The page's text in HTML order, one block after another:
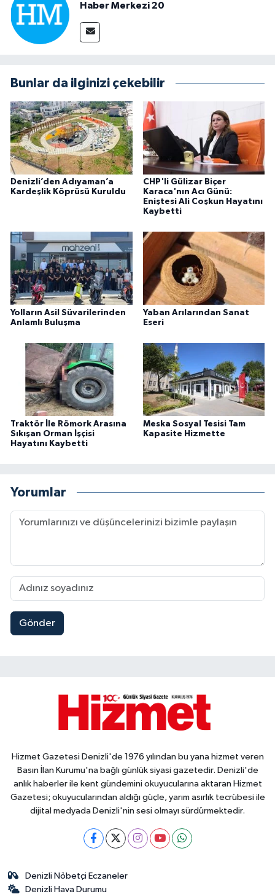
Haber Merkezi 20
Bunlar da ilginizi çekebilir
Denizli’den Adıyaman’a
Kardeşlik Köprüsü Kuruldu
CHP'li Gülizar Biçer
Karaca'nın Acı Günü:
Eniştesi Ali Coşkun Hayatını
Kaybetti
Yolların Asil Süvarilerinden
Anlamlı Buluşma
Yaban Arılarından Sanat
Eseri
Traktör İle Römork Arasına
Sıkışan Orman İşçisi
Hayatını Kaybetti
Meska Sosyal Tesisi Tam
Kapasite Hizmette
Yorumlar
Gönder
Hizmet Gazetesi Denizli'de 1976 yılından bu yana hizmet veren
Basın İlan Kurumu'na bağlı günlük siyasi gazetedir. Denizli'de
anlık haberler ile kent gündemini okuyucularına aktaran Hizmet
Gazetesi; okuyucularından aldığı güçle, yarım asırlık tecrübesi ile
dijital medyada Denizli'nin sesi olmayı sürdürmektedir.
Denizli Nöbetçi Eczaneler
Denizli Hava Durumu